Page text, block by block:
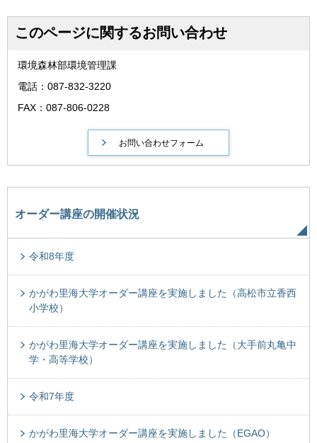
このページに関するお問い合わせ
環境森林部環境管理課
電話：087-832-3220
FAX：087-806-0228
オーダー講座の開催状況
令和8年度
かがわ里海大学オーダー講座を実施しました（高松市立香西
小学校）
かがわ里海大学オーダー講座を実施しました（大手前丸亀中
学・高等学校）
令和7年度
かがわ里海大学オーダー講座を実施しました（EGAO）